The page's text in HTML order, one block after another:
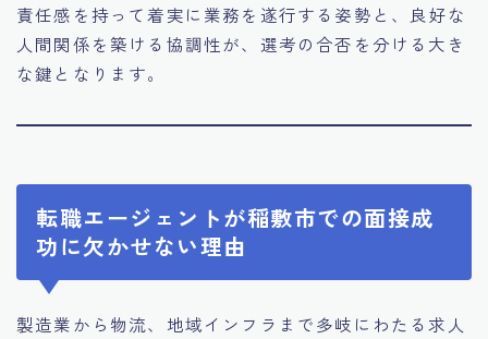
責任感を持って着実に業務を遂行する姿勢と、良好な
人間関係を築ける協調性が、選考の合否を分ける大き
な鍵となります。
転職エージェントが稲敷市での面接成
功に欠かせない理由
製造業から物流、地域インフラまで多岐にわたる求人